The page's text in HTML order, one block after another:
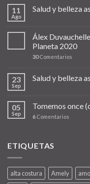
11
Ago
Salud y belleza
Álex
Planeta 2020
30Comentarios
23
Sep
Salud y belleza
05
Sep
Tomemos once
6 Comentarios
ETIQUETAS
alta costura Amely